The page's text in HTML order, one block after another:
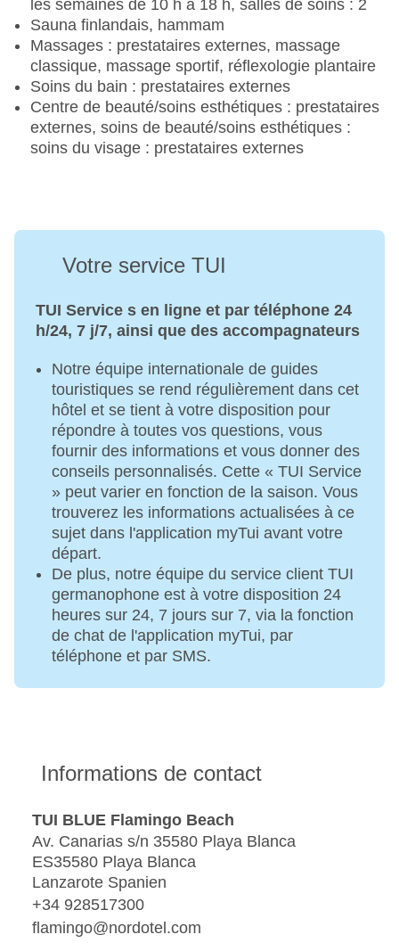
les semaines de 10 h à 18 h, salles de soins : 2
Sauna finlandais, hammam
Massages : prestataires externes, massage
classique, massage sportif, réflexologie plantaire
Soins du bain : prestataires externes
Centre de beauté/soins esthétiques : prestataires
externes, soins de beauté/soins esthétiques :
soins du visage : prestataires externes
Votre service TUI
TUI Service s en ligne et par téléphone 24
h/24, 7 j/7, ainsi que des accompagnateurs
Notre équipe internationale de guides
touristiques se rend régulièrement dans cet
hôtel et se tient à votre disposition pour
répondre à toutes vos questions, vous
fournir des informations et vous donner des
conseils personnalisés. Cette « TUI Service
» peut varier en fonction de la saison. Vous
trouverez les informations actualisées à ce
sujet dans l'application myTui avant votre
départ.
De plus, notre équipe du service client TUI
germanophone est à votre disposition 24
heures sur 24, 7 jours sur 7, via la fonction
de chat de l'application myTui, par
téléphone et par SMS.
Informations de contact
TUI BLUE Flamingo Beach
Av. Canarias s/n 35580 Playa Blanca
ES35580 Playa Blanca
Lanzarote Spanien
+34 928517300
flamingo@nordotel.com